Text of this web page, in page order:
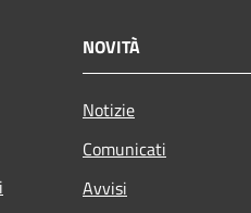
NOVITÀ
Notizie
Comunicati
Avvisi